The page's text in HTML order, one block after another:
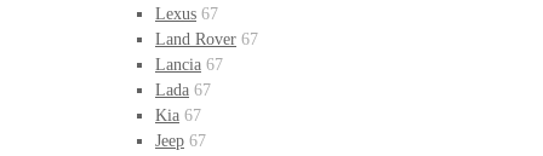
Lexus 67
Land Rover 67
Lancia 67
Lada 67
Kia 67
Jeep 67